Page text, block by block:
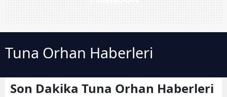
Tuna Orhan Haberleri
Son Dakika Tuna Orhan Haberleri